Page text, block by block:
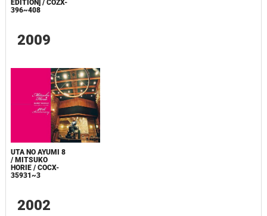
EDITION] / COZX-
396~408
2009
UTA NO AYUMI 8
/ MITSUKO
HORIE / COCX-
35931~3
2002